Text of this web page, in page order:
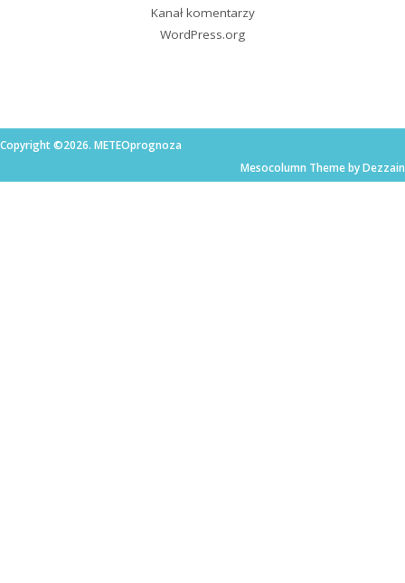
Kanał komentarzy
WordPress.org
Copyright ©2026. METEOprognoza
Mesocolumn Theme by Dezzain